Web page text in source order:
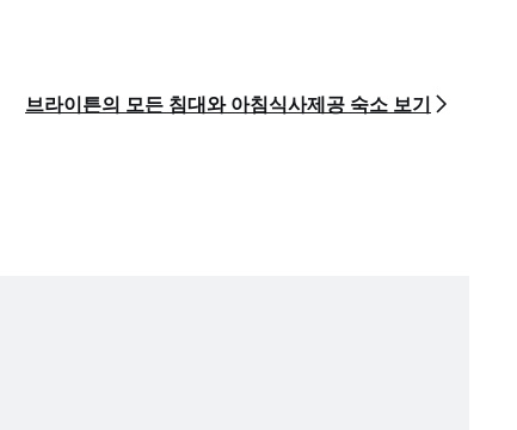
브라이튼의 모든 침대와 아침식사제공 숙소 보기